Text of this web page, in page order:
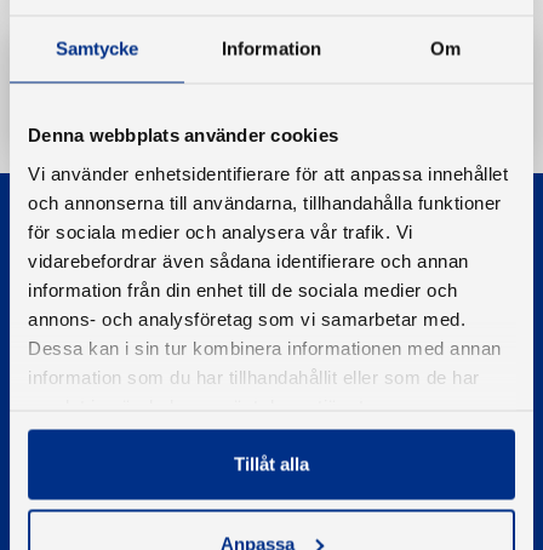
Samtycke Information Om
Denna webbplats använder cookies
Vi använder enhetsidentifierare för att anpassa innehållet
och annonserna till användarna, tillhandahålla funktioner
för sociala medier och analysera vår trafik. Vi
vidarebefordrar även sådana identifierare och annan
information från din enhet till de sociala medier och
annons- och analysföretag som vi samarbetar med.
Dessa kan i sin tur kombinera informationen med annan
information som du har tillhandahållit eller som de har
Tillåt alla
Anpassa
© 2026 - Svenska Båtunionen
Information om cookies
Telefon